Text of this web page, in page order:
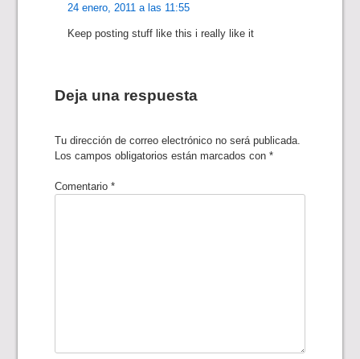
24 enero, 2011 a las 11:55
Keep posting stuff like this i really like it
Deja una respuesta
Tu dirección de correo electrónico no será publicada.
Los campos obligatorios están marcados con*
Comentario*